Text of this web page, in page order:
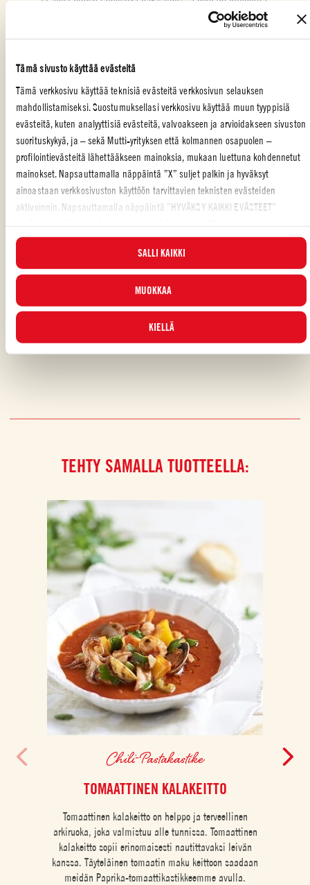
Tämä sivusto käyttää evästeitä
Tämä verkkosivu käyttää teknisiä evästeitä verkkosivun selauksen
mahdollistamiseksi. Suostumuksellasi verkkosivu käyttää muun tyyppisiä
evästeitä, kuten analyyttisiä evästeitä, valvoakseen ja arvioidakseen sivuston
suorituskykyä, ja – sekä Mutti-yrityksen että kolmannen osapuolen –
profilointievästeitä lähettääkseen mainoksia, mukaan luettuna kohdennetut
mainokset. Napsauttamalla näppäintä ”X” suljet palkin ja hyväksyt
ainoastaan verkkosivuston käyttöön tarvittavien teknisten evästeiden
aktivoinnin. Napsauttamalla näppäintä ”HYVÄKSY KAIKKI EVÄSTEET”
profilointievästeet. Voit valita milloin tahansa, mitkä evästeet hyväksyt, ja
katsella päivitettyä evästeluetteloa ”HALLINNOI”-painikkeesta. Lisätietoja
varten tutustuEvästekäytäntöömme.
SALLI KAIKKI
MUOKKAA
KIELLÄ
Kaada jauho ja korppujauhot omille lautasilleen. Vatkaa munat
suolan ja pippurin kanssa kulhossa. Halkaise broilerinrinnat
Leikkaa jokaiseen palaan tasku.
Paina pakastimesta ottamasi tomaattikastikepalat reippaasti
broilerinpalojen sisään. Voitele leikkauspinnat vatkatulla munalla.
Kasta kananpalat ensin jauhoihin, sitten kananmunaan ja lopuksi
korppujauhoihin. Toista vaiheet uudestaan, niin kana on leivitetty
kahdesti.
Kuumenna öljy 160 asteeseen korkealaitaisessa padassa. Friteeraa
kananpaloja 6–8 minuuttia tai kunnes ne ovat kullanruskeita.
PÄÄRUOKA,PERHE,KANA
Piditkö reseptistä?
ARVOSTELE JA JAA KAVEREILLESI
TEHTY SAMALLA TUOTTEELLA:
Chili-Pastakastike
TOMAATTINEN KALAKEITTO
Tomaattinen kalakeitto on helppo ja terveellinen
arkiruoka, joka valmistuu alle tunnissa. Tomaattinen
kalakeitto sopii erinomaisesti nautittavaksi leivän
kanssa. Täyteläinen tomaatin maku keittoon saadaan
meidän Paprika-tomaattikastikkeemme avulla.